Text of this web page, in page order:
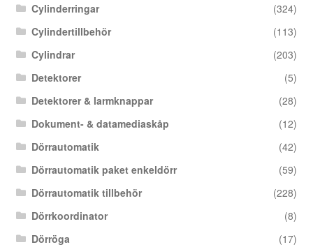
Cylinderringar
(324)
Cylindertillbehör
(113)
Cylindrar
(203)
Detektorer
(5)
Detektorer & larmknappar
(28)
Dokument- & datamediaskåp
(12)
Dörrautomatik
(42)
Dörrautomatik paket enkeldörr
(59)
Dörrautomatik tillbehör
(228)
Dörrkoordinator
(8)
Dörröga
(17)